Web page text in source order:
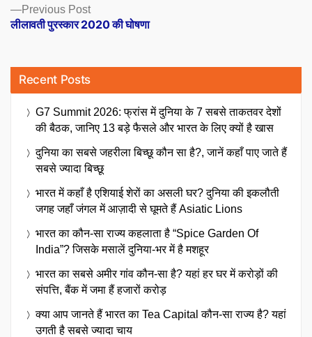
Previous PostPrevious
post:
लीलावती पुरस्कार 2020 की घोषणा
Recent Posts
G7 Summit 2026: फ्रांस में दुनिया के 7 सबसे ताकतवर देशों
की बैठक, जानिए 13 बड़े फैसले और भारत के लिए क्यों है खास
दुनिया का सबसे जहरीला बिच्छू कौन सा है?, जानें कहाँ पाए जाते हैं
सबसे ज्यादा बिच्छू
भारत में कहाँ है एशियाई शेरों का असली घर? दुनिया की इकलौती
जगह जहाँ जंगल में आज़ादी से घूमते हैं Asiatic Lions
भारत का कौन-सा राज्य कहलाता है “Spice Garden Of
India”? जिसके मसालें दुनिया-भर में है मशहूर
भारत का सबसे अमीर गांव कौन-सा है? यहां हर घर में करोड़ों की
संपत्ति, बैंक में जमा हैं हजारों करोड़
क्या आप जानते हैं भारत का Tea Capital कौन-सा राज्य है? यहां
उगती है सबसे ज्यादा चाय